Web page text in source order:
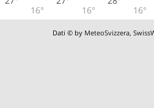
16°
16°
16°
Dati © by MeteoSvizzera,